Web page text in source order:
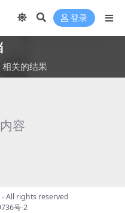
登录
关的结果
容
- All rights reserved
号-2